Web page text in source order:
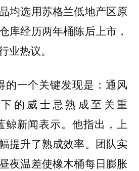
均选用苏格兰低地产区原
库经历两年桶陈后上市，
业热议。
的一个关键发现是：通风
的威士忌熟成至关重
鲸新闻表示。他指出，上
提升了熟成效率。团队实
夜温差使橡木桶每日膨胀